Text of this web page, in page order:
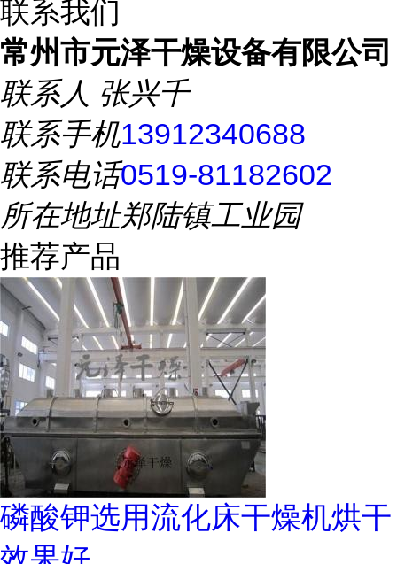
联系我们
常州市元泽干燥设备有限公司
联系人 张兴千
联系手机13912340688
联系电话0519-81182602
所在地址郑陆镇工业园
推荐产品
磷酸钾选用流化床干燥机烘干